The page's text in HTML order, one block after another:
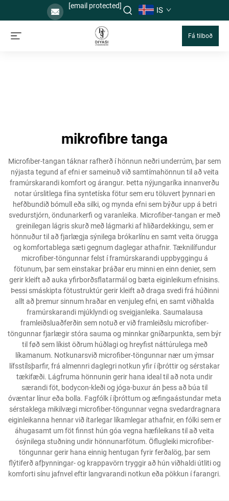
[email protected] IS
Fá tilboð
mikrofibre tanga
Microfiber-tangan táknar rafherð í hönnun neðri underrúm, þar sem
nýjasta tegund af efni er sameinuð við samtímahönnun til að veita
framúrskarandi komfort og árangur. Þetta nýjungaríka innanverðu
notar úrslitlega fína syntetíska fötur sem eru töluvert þynnari en
hefðbundið bómull eða silki, og mynda efni sem býður upp á betri
svedurstjórn, öndunarkerfi og varanleika. Microfiber-tangan er með
greinilegan lágris skurð með lágmarki af hliðardekkingu, sem er
hönnuður til að fjarlægja sýnilega brókarlínu en samt veita örugga
og komfortablega sæti gegnum daglegar athafnir. Tæknilífundur
microfiber-töngunnar felst í framúrskarandi uppbyggingu á
fötunum, þar sem einstakar þráðar eru minni en einn denier, sem
gerir kleift að auka yfirborðsflatarmál og bæta eiginleikum efnisins.
Þessi smáskipta fötustruktúr gerir kleift að draga svedi frá húðinni
allt að þremur sinnum hraðar en venjuleg efni, en samt viðhalda
framúrskarandi mjúklyndi og sveigjanleika. Saumalausa
framleiðsluaðferðin sem notuð er við framleiðslu microfiber-
töngunnar fjarlægir stóra sauma og minnkar gníðarpunkta, sem býr
til føð sem líkist öðrum húðlagi og hreyfist náttúrulega með
líkamanum. Notkunarsvið microfiber-töngunnar nær um ýmsar
lífsstílsþarfir, frá almennri daglegri notkun yfir í íþróttir og sérstakar
tækifæði. Lágfruma hönnunin gerir hana ideal til að nota undir
særandi föt, bodycon-kleði og jóga-buxur án þess að búa til
óvæntar línur eða bolla. Fagfólk í íþróttum og æfingaástundar meta
sérstaklega mikilvægi microfiber-töngunnar vegna svedardragnara
eiginleikanna hennar við ítarlegar líkamlegar athafnir, en fólki sem er
áhugasamt um föt finnst hún góa vegna hæfileikans til að veita
ósýnilega stuðning undir hönnunarfötum. Öflugleiki microfiber-
töngunnar gerir hana einnig hentugan fyrir ferðalög, þar sem
flýtiferð afþynningar- og krappavörn tryggir að hún viðhaldi útliti og
komforti sínu jafnvel eftir langvarandi notkun eða pökkun í farangri.